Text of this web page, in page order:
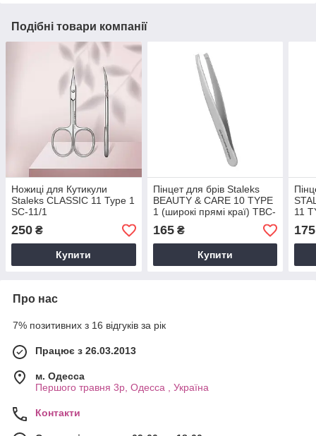
Подібні товари компанії
Ножиці для Кутикули
Staleks CLASSIC 11 Type 1
SC-11/1
250 ₴
Купити
Пінцет для брів Staleks
BEAUTY & CARE 10 TYPE
1 (широкі прямі краї) TBC-
10/1
165₴
Купити
11
11/3
175
Про нас
7% позитивних з 16 відгуків за рік
Працює з 26.03.2013
м. Одесса
Першого травня 3р, Одесса , Україна
Контакти